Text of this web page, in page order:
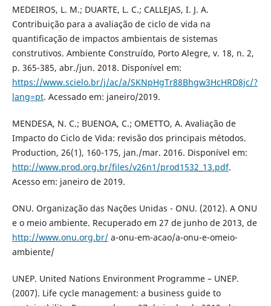
MEDEIROS, L. M.; DUARTE, L. C.; CALLEJAS, I. J. A.
Contribuição para a avaliação de ciclo de vida na
quantificação de impactos ambientais de sistemas
construtivos. Ambiente Construído, Porto Alegre, v. 18, n. 2,
p. 365-385, abr./jun. 2018. Disponível em:
https://www.scielo.br/j/ac/a/SKNpHgTr88Bhgw3HcHRD8jc/?
lang=pt. Acessado em: janeiro/2019.
MENDESA, N. C.; BUENOA, C.; OMETTO, A. Avaliação de
Impacto do Ciclo de Vida: revisão dos principais métodos.
Production, 26(1), 160-175, jan./mar. 2016. Disponível em:
http://www.prod.org.br/files/v26n1/prod1532_13.pdf.
Acesso em: janeiro de 2019.
ONU. Organização das Nações Unidas - ONU. (2012). A ONU
e o meio ambiente. Recuperado em 27 de junho de 2013, de
http://www.onu.org.br/a-onu-em-acao/a-onu-e-omeio-
ambiente/
UNEP. United Nations Environment Programme – UNEP.
(2007). Life cycle management: a business guide to